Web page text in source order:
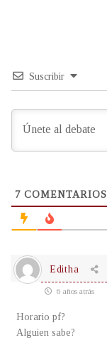
Suscribir
7 COMENTARIOS
Editha
6 años atrás
Horario pf?
Alguien sabe?